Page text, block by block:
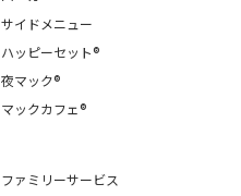
サイドメニュー
ハッピーセット®
夜マック®
マックカフェ®
ファミリーサービス